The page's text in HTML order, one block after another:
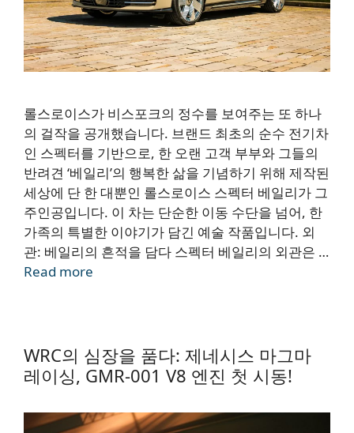
롤스로이스가 비스포크의 정수를 보여주는 또 하나
의 걸작을 공개했습니다. 브랜드 최초의 순수 전기차
인 스펙터를 기반으로, 한 오랜 고객 부부와 그들의
반려견 ‘베일리’의 행복한 삶을 기념하기 위해 제작된
세상에 단 한 대뿐인 롤스로이스 스펙터 베일리가 그
주인공입니다. 이 차는 단순한 이동 수단을 넘어, 한
가족의 특별한 이야기가 담긴 예술 작품입니다. 외
관: 베일리의 흔적을 담다 스펙터 베일리의 외관은 …
Read more
WRC의 심장을 품다: 제네시스 마그마
레이싱, GMR-001 V8 엔진 첫 시동!